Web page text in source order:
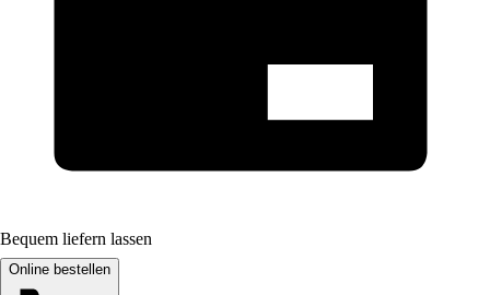
Bequem liefern lassen
Online bestellen